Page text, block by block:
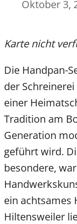
Oktober 3,
Karte nicht
Die Handpan-
der
einer
Tradition am
Generation
geführt wird.
besondere,
ein achtsames
Hiltensweiler